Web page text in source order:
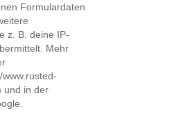
Formulardaten
z. B. deine IP-
Mehr
und in der